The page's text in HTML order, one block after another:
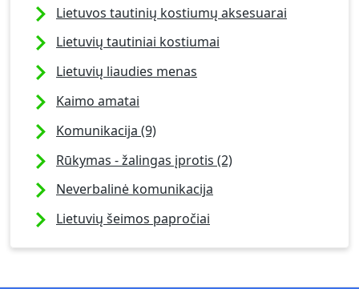
Lietuvos tautinių kostiumų aksesuarai
Lietuvių tautiniai kostiumai
Lietuvių liaudies menas
Kaimo amatai
Komunikacija (9)
Rūkymas - žalingas įprotis (2)
Neverbalinė komunikacija
Lietuvių šeimos papročiai